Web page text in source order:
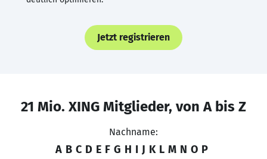
Jetzt registrieren
21 Mio. XING Mitglieder, von A bis Z
Nachname:
A B C D E F G H I J K L M N O P